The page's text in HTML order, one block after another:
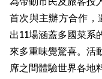
首次與主辦方合作，
出11場涵蓋多國菜系
來多重味覺驚喜。活
席之間體驗世界各地